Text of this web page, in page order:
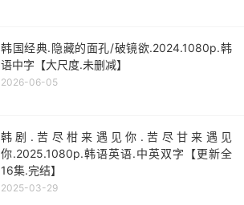
韩国经典.隐藏的面孔/破镜欲.2024.1080p.韩
语中字【大尺度.未删减】
2026-06-05
韩剧.苦尽柑来遇见你.苦尽甘来遇见
你.2025.1080p.韩语英语.中英双字【更新全
16集.完结】
2025-03-29